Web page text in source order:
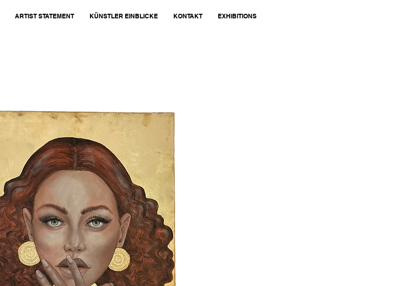
ARTIST STATEMENT KÜNSTLER EINBLICKE KONTAKT EXHIBITIONS